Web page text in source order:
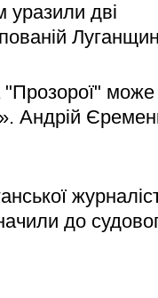
уразили дві
"Прозорої" може
Андрій
до